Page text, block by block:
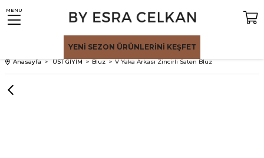
MENU
YENİ SEZON ÜRÜNLERİNİ KEŞFET
Anasayfa ÜST GİYİM Bluz V Yaka Arkası Zincirli Saten Bluz